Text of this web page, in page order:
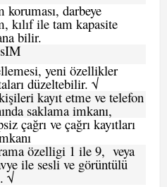
koruması, darbeye
kılıf ile tam kapasite
bilir.
yeni özellikler
düzeltebilir. √
kayıt etme ve telefon
saklama imkanı,
çağrı ve çağrı kayıtları
özelligi 1 ile 9, veya
ile sesli ve görüntülü
√